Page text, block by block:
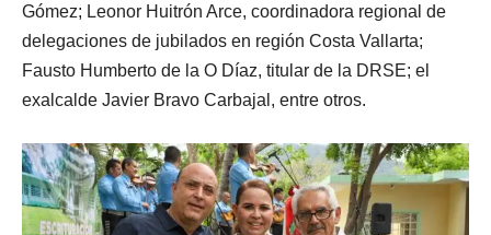
Gómez; Leonor Huitrón Arce, coordinadora regional de
delegaciones de jubilados en región Costa Vallarta;
Fausto Humberto de la O Díaz, titular de la DRSE; el
exalcalde Javier Bravo Carbajal, entre otros.